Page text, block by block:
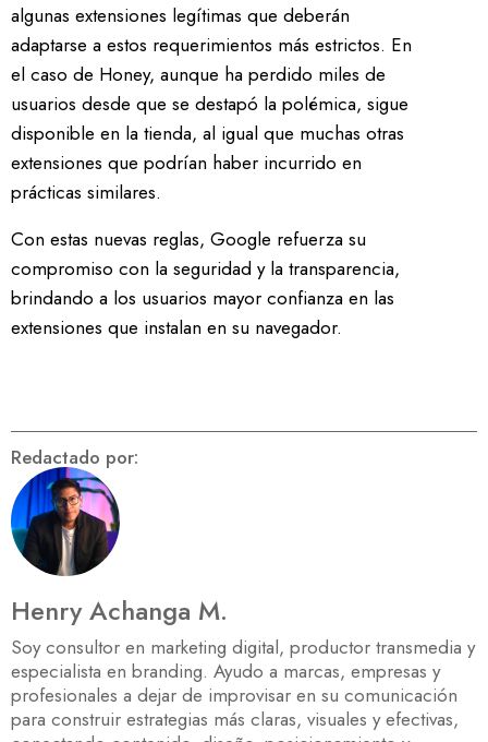
algunas extensiones legítimas que deberán
adaptarse a estos requerimientos más estrictos. En
el caso de Honey, aunque ha perdido miles de
usuarios desde que se destapó la polémica, sigue
disponible en la tienda, al igual que muchas otras
extensiones que podrían haber incurrido en
prácticas similares.
Con estas nuevas reglas, Google refuerza su
compromiso con la seguridad y la transparencia,
brindando a los usuarios mayor confianza en las
extensiones que instalan en su navegador.
Redactado por:
Henry Achanga M.
Soy consultor en marketing digital, productor transmedia y
especialista en branding. Ayudo a marcas, empresas y
profesionales a dejar de improvisar en su comunicación
para construir estrategias más claras, visuales y efectivas,